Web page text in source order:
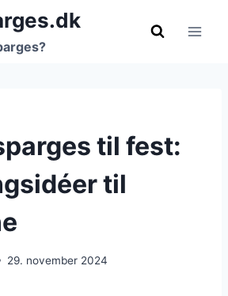
til fest:
til
29. november 2024